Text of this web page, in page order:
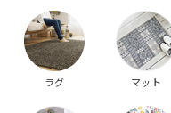
ラグ マット